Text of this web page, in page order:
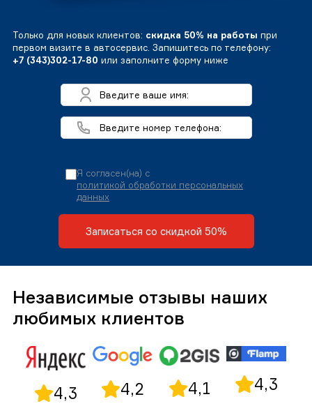
Только для новых клиентов: скидка 50% на работы при
первом визите в автосервис. Запишитесь по телефону:
+7 (343)302-17-80 или заполните форму ниже
Я согласен(на) с
политикой обработки персональных
данных
Записаться со скидкой 50%
Независимые отзывы наших
любимых клиентов
4,3 4,2 4,1 4,3